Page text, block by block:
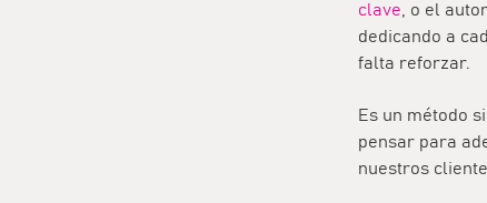
clave , o el
dedicando a
falta reforzar.
Es un método
pensar para
nuestros